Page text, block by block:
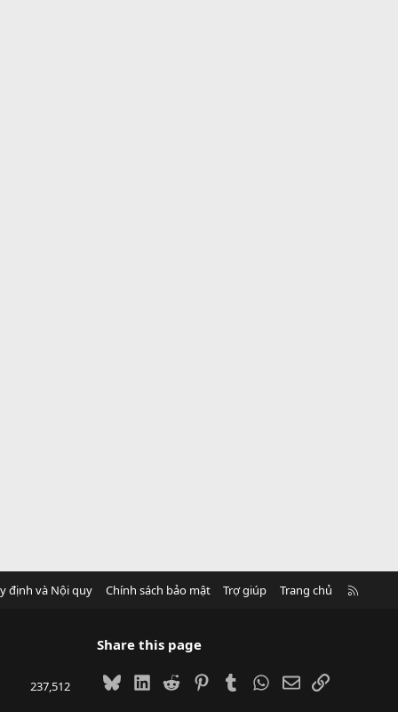
định và Nội quy Chính sách bảo mật Trợ giúp Trang chủ
237,512
Share this page
BlueskyLinkedIn
Reddit PinterestTumblrWhatsApp
EmailLink